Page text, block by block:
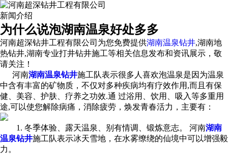
新闻介绍
为什么说泡湖南温泉好处多多
河南超深钻井工程有限公司为您免费提供湖南温泉钻井,湖南地
热钻井,湖南专业打井钻井施工等相关信息发布和资讯展示，敬
请关注！
河南湖南温泉钻井施工队表示很多人喜欢泡温泉是因为温泉
中含有丰富的矿物质，不仅对多种疾病均有疗效作用,而且有保
健、美容、护肤、疗养之功效.通 过浴用、饮用、吸入等多重用
途,可以使您解除病痛，消除疲劳，焕发青春活力，主要有：
1. 冬季体验、露天温泉、别有情调、锻炼意志。 河南湖南
温泉钻井施工队表示冰天雪地，在水雾缭绕的仙境中可以增强毅
力。